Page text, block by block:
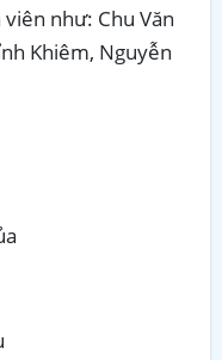
như: Chu Văn
Khiêm, Nguyễn